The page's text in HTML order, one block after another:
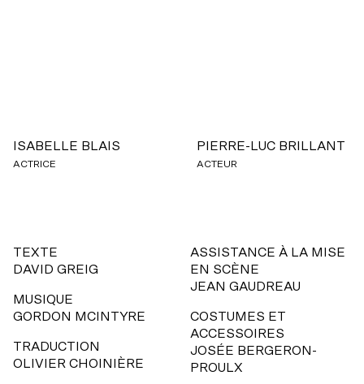
ISABELLE BLAIS
ACTRICE
PIERRE-LUC BRILLANT
ACTEUR
TEXTE
DAVID GREIG
MUSIQUE
GORDON MCINTYRE
TRADUCTION
OLIVIER CHOINIÈRE
ASSISTANCE À LA MISE
EN SCÈNE
JEAN GAUDREAU
COSTUMES ET
ACCESSOIRES
JOSÉE BERGERON-
PROULX